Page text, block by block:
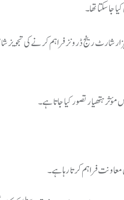
جا سکتا تھا۔
شارٹ رینج ڈرونز فراہم کرنے کی تجویز
ہتھیار تصور کیا جاتا ہے۔
معاونت فراہم کرتا رہا ہے۔